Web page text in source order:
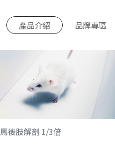
產品介紹 品牌專區
馬後肢解剖 1/3倍